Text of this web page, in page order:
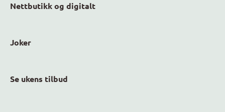
Nettbutikk og digitalt
Joker
Se ukens tilbud